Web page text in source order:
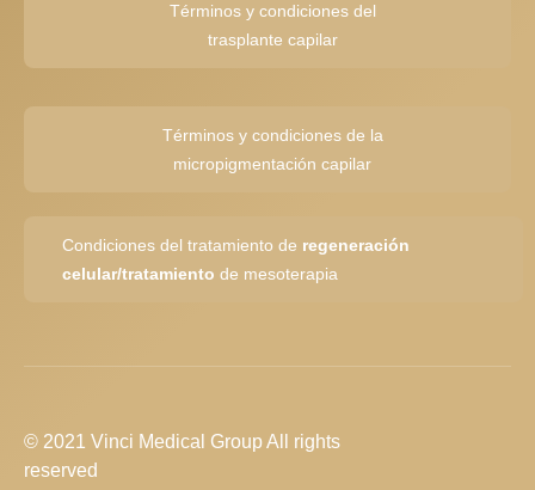
Términos y condiciones del
trasplante capilar
Términos y condiciones de la
micropigmentación capilar
Condiciones del tratamiento de regeneración
celular/tratamiento de mesoterapia
© 2021 Vinci Medical Group All rights
reserved